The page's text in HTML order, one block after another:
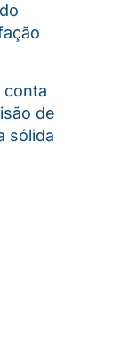
conta
de
sólida